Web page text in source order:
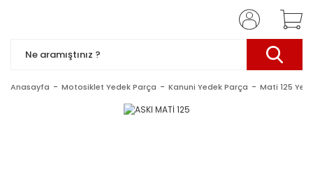
Anasayfa Motosiklet Yedek Parça Kanuni Yedek Parça Mati 125